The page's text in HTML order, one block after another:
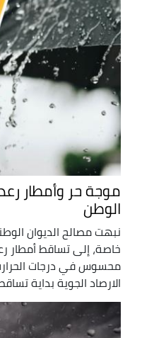
موجة حر وأمطار
الوطن
نبهت مصالح الديوان
خاصة، إلى تساقط أمطار
محسوس في درجات
الارصاد الجوية بداية